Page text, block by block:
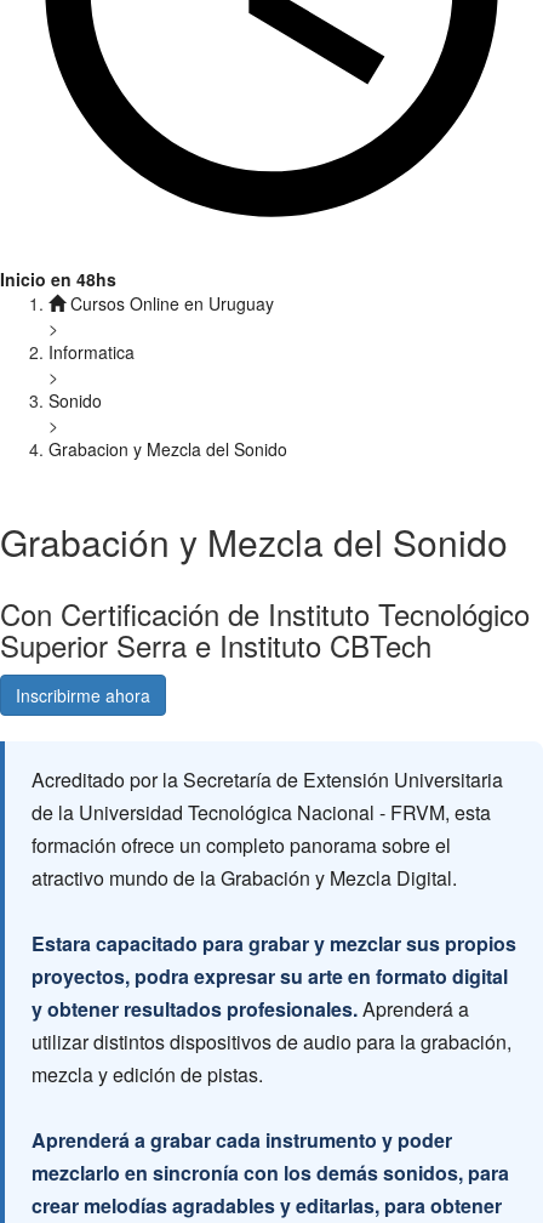
Inicio en 48hs
Cursos Online en Uruguay
>
Informatica
>
Sonido
>
Grabacion y Mezcla del Sonido
Grabación y Mezcla del Sonido
Con Certificación de Instituto Tecnológico
Superior Serra e Instituto CBTech
Inscribirme ahora
Acreditado por la Secretaría de Extensión Universitaria
de la Universidad Tecnológica Nacional - FRVM, esta
formación ofrece un completo panorama sobre el
atractivo mundo de la Grabación y Mezcla Digital.
Estara capacitado para grabar y mezclar sus propios
proyectos, podra expresar su arte en formato digital
y obtener resultados profesionales.Aprenderá a
utilizar distintos dispositivos de audio para la grabación,
mezcla y edición de pistas.
Aprenderá a grabar cada instrumento y poder
mezclarlo en sincronía con los demás sonidos, para
crear melodías agradables y editarlas, para obtener